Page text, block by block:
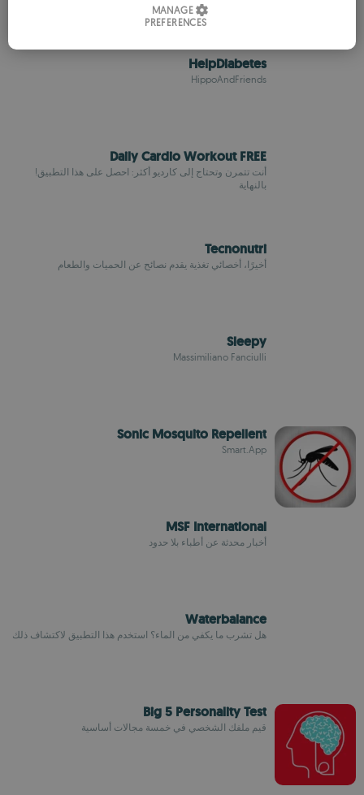
HelpDiabetes
HippoAndFriends
Daily Cardio Workout FREE
أنت تتمرن وتحتاج إلى كارديو أكثر: احصل على هذا التطبيق!
بالنهاية
Tecnonutri
أخيرًا، أخصائي تغذية يقدم نصائح عن الحميات والطعام
Sleepy
Massimiliano Fanciulli
Sonic Mosquito Repellent
Smart.App
MSF International
أخبار محدثة عن أطباء بلا حدود
Waterbalance
هل تشرب ما يكفي من الماء؟ استخدم هذا التطبيق لاكتشاف ذلك
Big 5 Personality Test
قيم ملفك الشخصي في خمسة مجالات أساسية
ROMANIAN
MANAGE
PREFERENCES